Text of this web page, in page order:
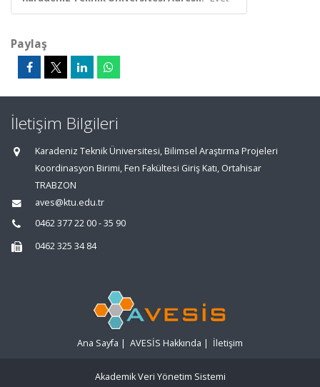
Paylaş
İletişim Bilgileri
Karadeniz Teknik Üniversitesi, Bilimsel Araştırma Projeleri
Koordinasyon Birimi, Fen Fakültesi Giriş Katı, Ortahisar
TRABZON
aves@ktu.edu.tr
0462 377 22 00 - 35 90
0462 325 34 84
Ana Sayfa | AVESİS Hakkında | İletişim
Akademik Veri Yönetim Sistemi